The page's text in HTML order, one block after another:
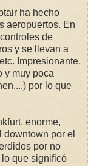
ha hecho
aeropuertos. En
de
y se llevan a
Impresionante.
y muy poca
por lo que
enorme,
por el
por no
que significó